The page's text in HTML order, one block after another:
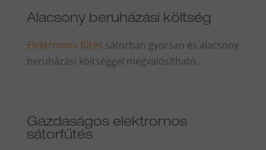
Alacsony beruházási költség
Elektromos fűtés sátorban gyorsan és alacsony
beruházási költséggel megvalósítható.
Gazdaságos elektromos
sátorfűtés